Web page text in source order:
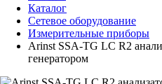
Каталог
Сетевое оборудование
Измерительные приборы
Arinst SSA-TG LC R2
генератором